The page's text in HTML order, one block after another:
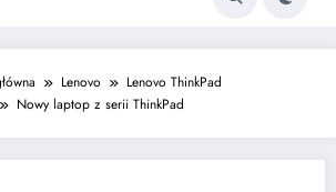
Lenovo
Lenovo ThinkPad
Nowy laptop z serii ThinkPad